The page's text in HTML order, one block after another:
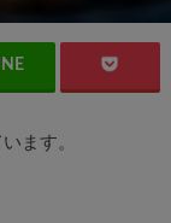
ます。